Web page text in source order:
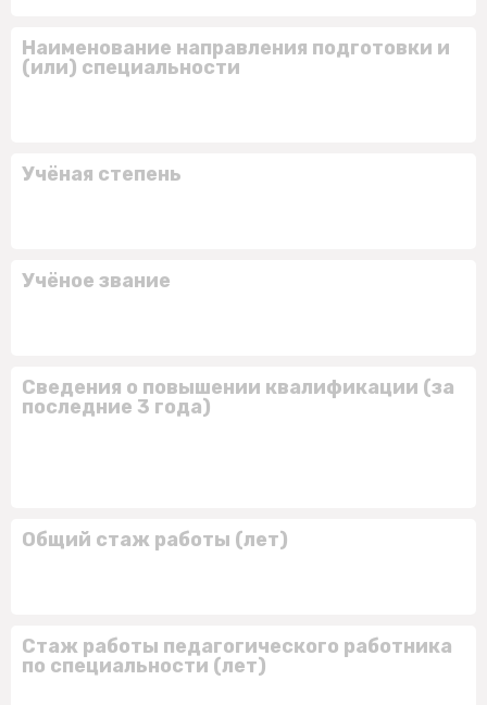
Наименование направления подготовки и
(или) специальности
Учёная степень
Учёное звание
Сведения о повышении квалификации (за
последние 3 года)
Общий стаж работы (лет)
Стаж работы педагогического работника
по специальности (лет)